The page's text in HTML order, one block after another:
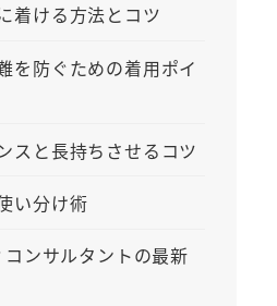
着ける方法とコツ
を防ぐための着用ポイ
スと長持ちさせるコツ
い分け術
ンサルタントの最新